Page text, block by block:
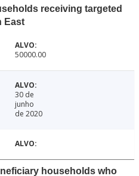
receiving targeted
East
50000.00
30 de
junho
de 2020
households who